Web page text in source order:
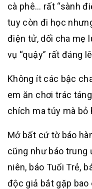
cà phê… rất “sành
tuy còn đi học
điện tử, dối cha mẹ
vụ “quậy” rất đáng
Không ít các bậc
em ăn chơi trác
chích ma túy mà bỏ
Mở bất cứ tờ báo
cũng như báo trung
niên, báo Tuổi Trẻ,
độc giả bắt gặp bao